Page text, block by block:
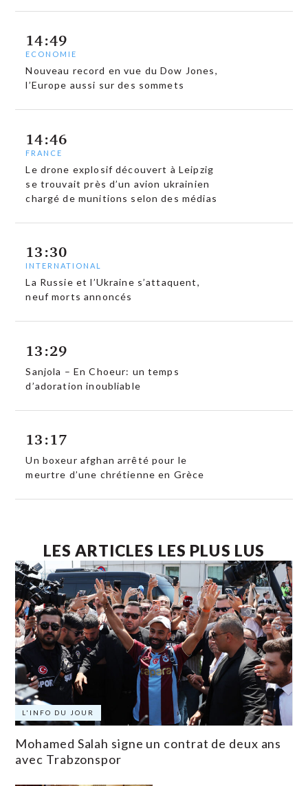
14:49
ECONOMIE
Nouveau record en vue du Dow Jones,
l’Europe aussi sur des sommets
14:46
FRANCE
Le drone explosif découvert à Leipzig
se trouvait près d’un avion ukrainien
chargé de munitions selon des médias
13:30
INTERNATIONAL
La Russie et l’Ukraine s’attaquent,
neuf morts annoncés
13:29
Sanjola – En Choeur: un temps
d’adoration inoubliable
13:17
Un boxeur afghan arrêté pour le
meurtre d’une chrétienne en Grèce
LES ARTICLES LES PLUS LUS
L'INFO DU JOUR
Mohamed Salah signe un contrat de deux ans
avec Trabzonspor